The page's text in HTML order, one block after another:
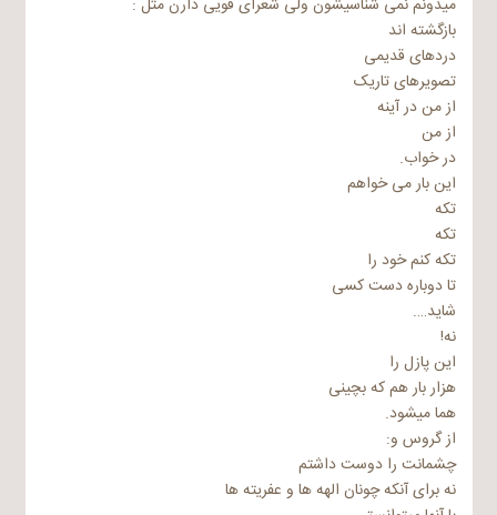
میدونم نمی شناسیشون ولی شعرای قویی دارن مثل :
بازگشته اند
دردهای قدیمی
تصویرهای تاریک
از من در آینه
از من
در خواب.
این بار می خواهم
تکه
تکه
تکه کنم خود را
تا دوباره دست کسی
شاید….
نه!
این پازل را
هزار بار هم که بچینی
هما میشود.
از گروس و:
چشمانت را دوست داشتم
نه برای آنکه چونان الهه ها و عفریته ها